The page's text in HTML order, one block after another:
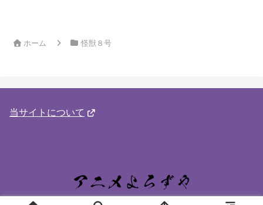
ホーム 怪獣８号
当サイトについて